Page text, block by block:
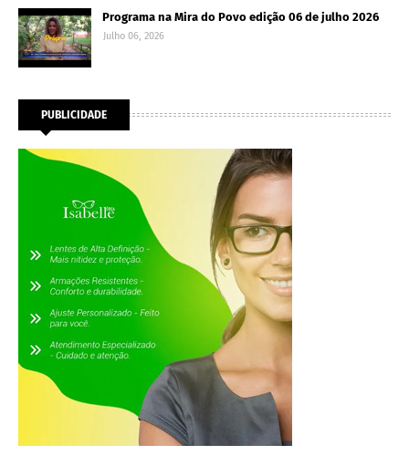
Programa na Mira do Povo edição 06 de julho 2026
Julho 06, 2026
PUBLICIDADE